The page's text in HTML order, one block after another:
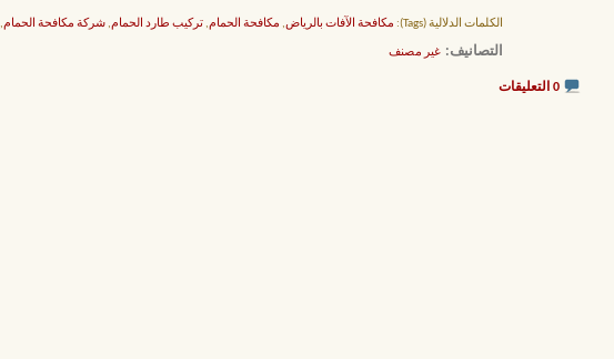
الكلمات الدلالية (Tags): مكافحة الآفات بالرياض, مكافحة الحمام, تركيب طارد الحمام, شركة مكافحة الحمام,
التصانيف غير مصنف
0 التعليقات